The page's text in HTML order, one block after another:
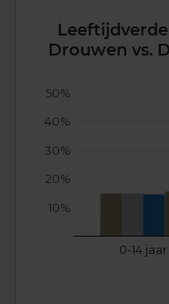
Drouwen vs.
0-14 jaar
10%
20%
30%
40%
50%